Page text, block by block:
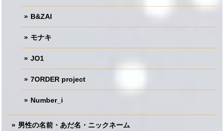
B&ZAI
モナキ
JO1
7ORDER project
Number_i
男性の名前・あだ名・ニックネーム